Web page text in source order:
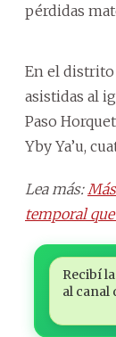
pérdidas
En el
asistidas al
Paso
Yby Ya’u,
Lea más:
temporal
Recibí
al canal